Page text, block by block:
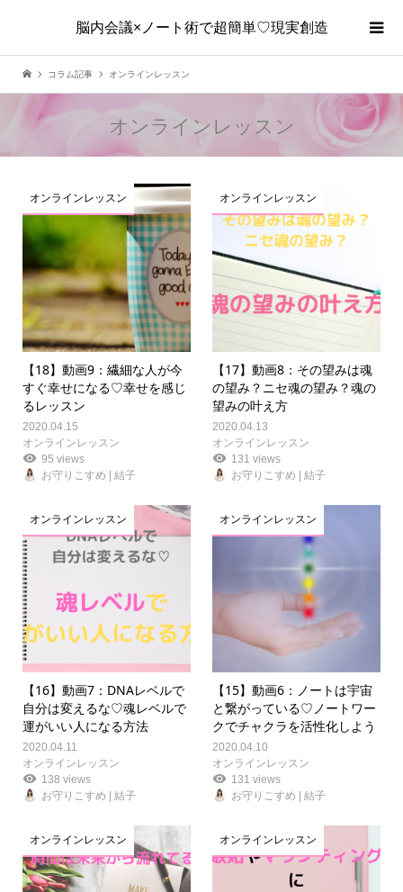
脳内会議×ノート術で超簡単♡現実創造
コラム記事 オンラインレッスン
オンラインレッスン
オンラインレッスン
【18】動画9：繊細な人が今
すぐ幸せになる♡幸せを感じ
るレッスン
2020.04.15
オンラインレッスン
95 views
お守りこすめ | 結子
オンラインレッスン
【17】動画8：その望みは魂
の望み？ニセ魂の望み？魂の
望みの叶え方
2020.04.13
オンラインレッスン
131 views
お守りこすめ | 結子
オンラインレッスン
【16】動画7：DNAレベルで
自分は変えるな♡魂レベルで
運がいい人になる方法
2020.04.11
オンラインレッスン
138 views
お守りこすめ | 結子
オンラインレッスン
【15】動画6：ノートは宇宙
と繋がっている♡ノートワー
クでチャクラを活性化しよう
2020.04.10
オンラインレッスン
131 views
お守りこすめ | 結子
オンラインレッスン オンラインレッスン